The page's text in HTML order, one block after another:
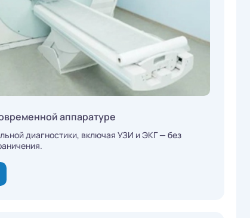
аппаратуре
диагностики, включая УЗИ и ЭКГ — без